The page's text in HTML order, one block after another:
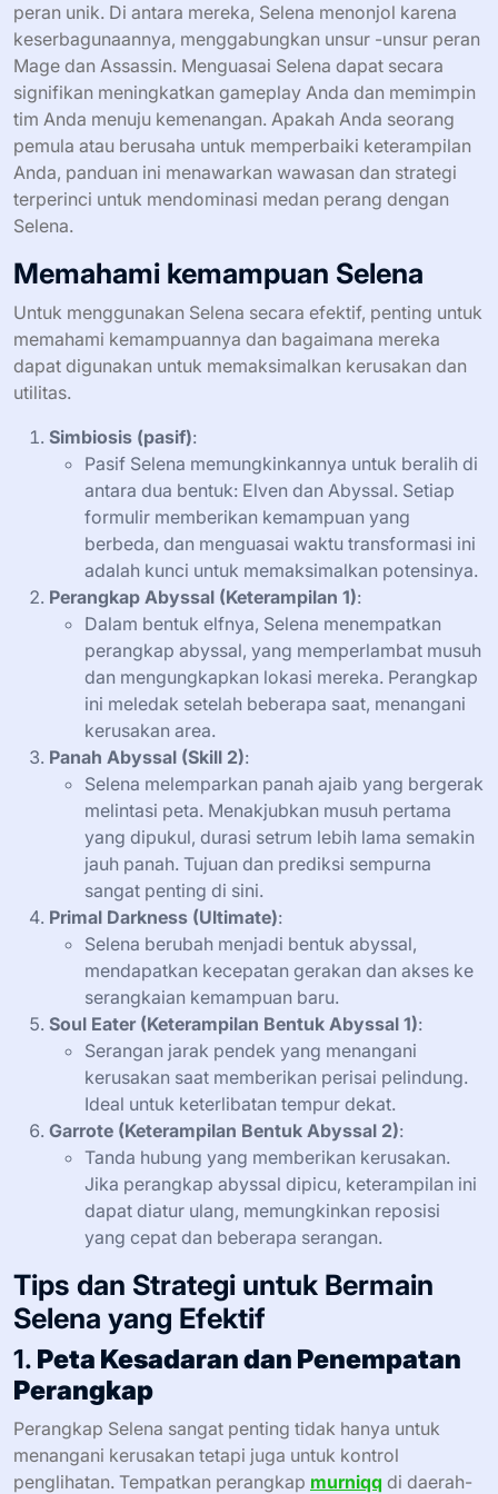
peran unik. Di antara mereka, Selena menonjol karena
keserbagunaannya, menggabungkan unsur -unsur peran
Mage dan Assassin. Menguasai Selena dapat secara
signifikan meningkatkan gameplay Anda dan memimpin
tim Anda menuju kemenangan. Apakah Anda seorang
pemula atau berusaha untuk memperbaiki keterampilan
Anda, panduan ini menawarkan wawasan dan strategi
terperinci untuk mendominasi medan perang dengan
Selena.
Memahami kemampuan Selena
Untuk menggunakan Selena secara efektif, penting untuk
memahami kemampuannya dan bagaimana mereka
dapat digunakan untuk memaksimalkan kerusakan dan
utilitas.
Simbiosis (pasif):
Pasif Selena memungkinkannya untuk beralih di
antara dua bentuk: Elven dan Abyssal. Setiap
formulir memberikan kemampuan yang
berbeda, dan menguasai waktu transformasi ini
adalah kunci untuk memaksimalkan potensinya.
Perangkap Abyssal (Keterampilan 1):
Dalam bentuk elfnya, Selena menempatkan
perangkap abyssal, yang memperlambat musuh
dan mengungkapkan lokasi mereka. Perangkap
ini meledak setelah beberapa saat, menangani
kerusakan area.
Panah Abyssal (Skill 2):
Selena melemparkan panah ajaib yang bergerak
melintasi peta. Menakjubkan musuh pertama
yang dipukul, durasi setrum lebih lama semakin
jauh panah. Tujuan dan prediksi sempurna
sangat penting di sini.
Primal Darkness (Ultimate):
Selena berubah menjadi bentuk abyssal,
mendapatkan kecepatan gerakan dan akses ke
serangkaian kemampuan baru.
Soul Eater (Keterampilan Bentuk Abyssal 1):
Serangan jarak pendek yang menangani
kerusakan saat memberikan perisai pelindung.
Ideal untuk keterlibatan tempur dekat.
Garrote (Keterampilan Bentuk Abyssal 2):
Tanda hubung yang memberikan kerusakan.
Jika perangkap abyssal dipicu, keterampilan ini
dapat diatur ulang, memungkinkan reposisi
yang cepat dan beberapa serangan.
Tips dan Strategi untuk Bermain
Selena yang Efektif
1. Peta Kesadaran dan Penempatan
Perangkap
Perangkap Selena sangat penting tidak hanya untuk
menangani kerusakan tetapi juga untuk kontrol
penglihatan. Tempatkan perangkap murniqq di daerah-